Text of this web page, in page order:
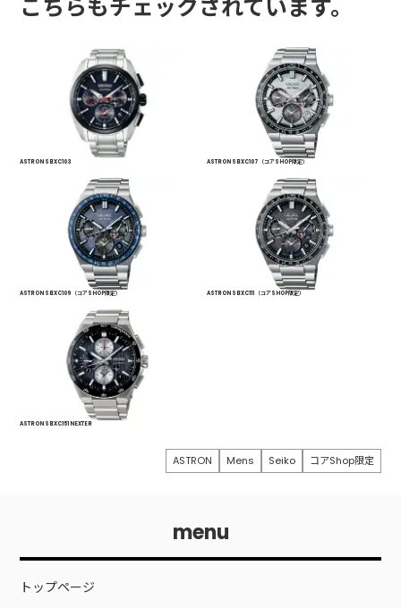
こちらもチェックされています。
ASTRON SBXC103 ASTRON SBXC107 （コアSHOP限定）
ASTRON SBXC109 （コアSHOP限定） ASTRON SBXC111 （コアSHOP限定）
ASTRON SBXC151 NEXTER
ASTRON Mens Seiko コアShop限定
menu
トップページ